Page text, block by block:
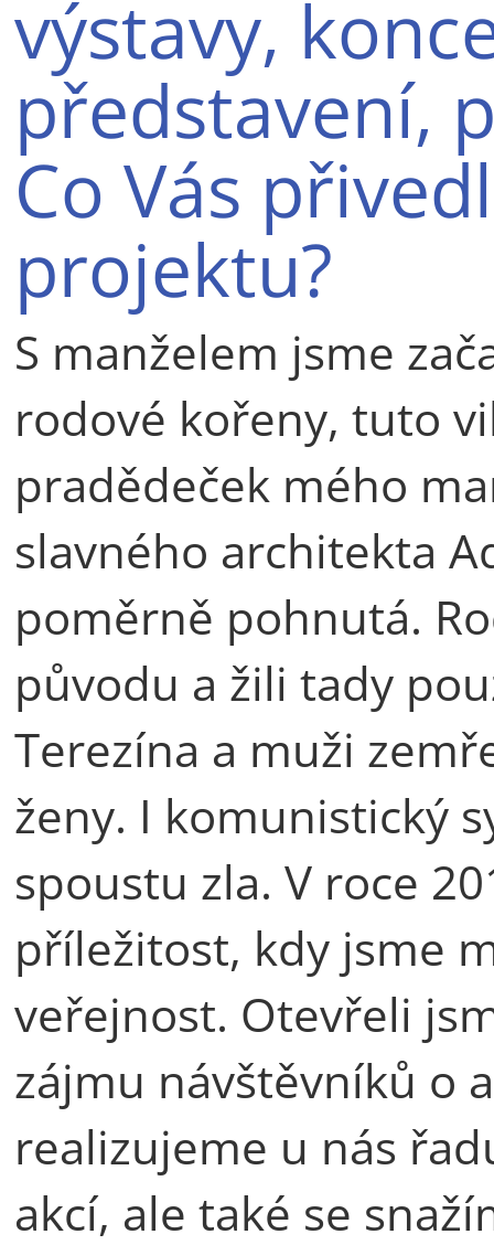
výstavy,
představení,
Co Vás
projektu?
S manželem jsme
rodové kořeny, tuto
pradědeček mého
slavného architekta
poměrně pohnutá.
původu a žili tady
Terezína a muži
ženy. I komunistický
spoustu zla. V roce
příležitost, kdy jsme
veřejnost. Otevřeli
zájmu návštěvníků o
realizujeme u nás
akcí, ale také se